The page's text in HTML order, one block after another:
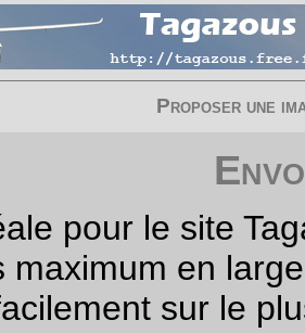
Proposer une
pour le site
maximum en
sur le